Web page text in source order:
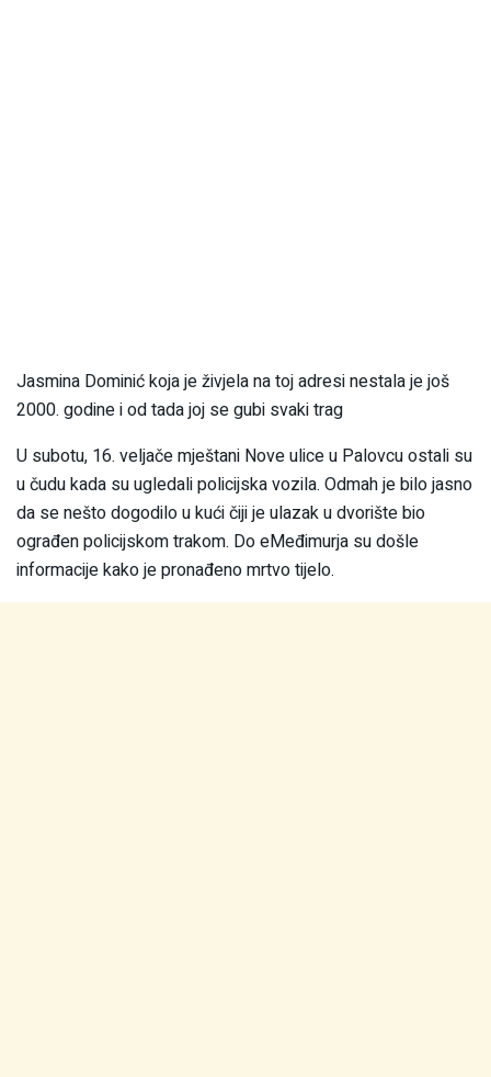
Jasmina Dominić koja je živjela na toj adresi nestala je još
2000. godine i od tada joj se gubi svaki trag
U subotu, 16. veljače mještani Nove ulice u Palovcu ostali su
u čudu kada su ugledali policijska vozila. Odmah je bilo jasno
da se nešto dogodilo u kući čiji je ulazak u dvorište bio
ograđen policijskom trakom. Do eMeđimurja su došle
informacije kako je pronađeno mrtvo tijelo.